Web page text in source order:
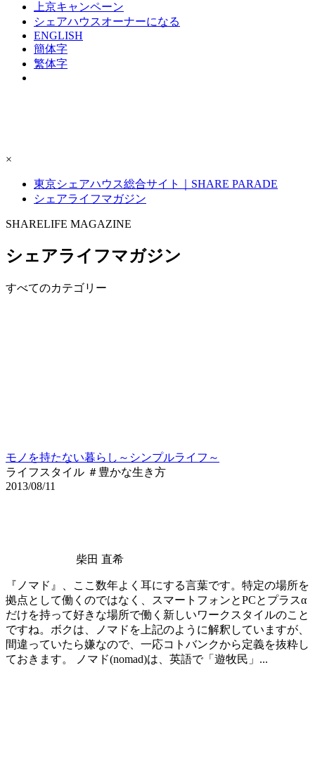
上京キャンペーン
シェアハウスオーナーになる
ENGLISH
簡体字
繁体字
×
東京シェアハウス総合サイト｜SHARE PARADE
シェアライフマガジン
SHARELIFE MAGAZINE
シェアライフマガジン
すべてのカテゴリー
モノを持たない暮らし～シンプルライフ～
ライフスタイル ＃豊かな生き方
2013/08/11
柴田 直希
『ノマド』、ここ数年よく耳にする言葉です。特定の場所を
拠点として働くのではなく、スマートフォンとPCとプラスα
だけを持って好きな場所で働く新しいワークスタイルのこと
ですね。ボクは、ノマドを上記のように解釈していますが、
間違っていたら嫌なので、一応コトバンクから定義を抜粋し
ておきます。 ノマド(nomad)は、英語で「遊牧民」...